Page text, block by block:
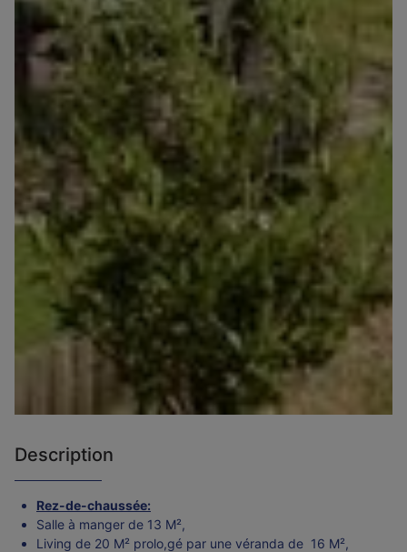
Description
Rez-de-chaussée:
Salle à manger de 13 M²,
Living de 20 M² prolo,gé par une véranda de 16 M²,